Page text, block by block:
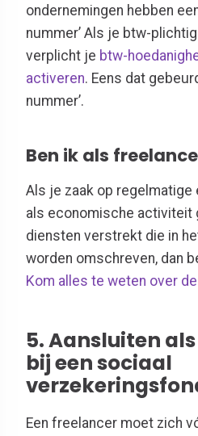
ondernemingen hebben
nummer’ Als je btw-
verplicht je btw-
activeren. Eens dat
nummer’.
Ben ik als
Als je zaak op
als economische activiteit
diensten verstrekt die in
worden omschreven, dan
Kom alles te weten over
5. Aansluiten
bij een sociaal
Een freelancer moet zich